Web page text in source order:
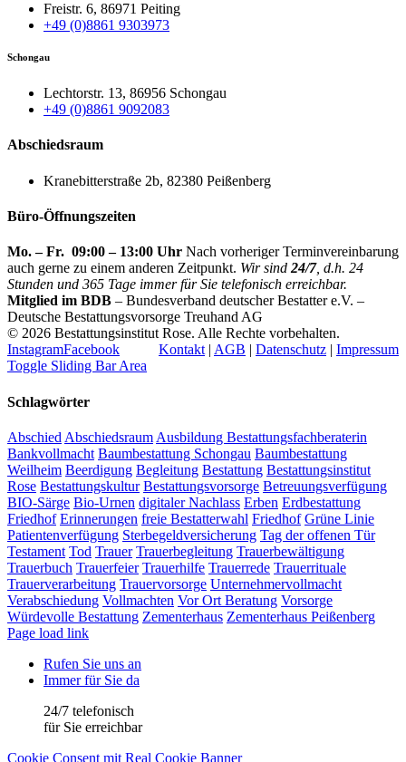
Freistr. 6, 86971 Peiting
+49 (0)8861 9303973
Schongau
Lechtorstr. 13, 86956 Schongau
+49 (0)8861 9092083
Abschiedsraum
Kranebitterstraße 2b, 82380 Peißenberg
Büro-Öffnungszeiten
Mo. – Fr. 09:00 – 13:00 Uhr Nach vorheriger Terminvereinbarung
auch gerne zu einem anderen Zeitpunkt. Wir sind 24/7, d.h. 24
Stunden und 365 Tage immer für Sie telefonisch erreichbar.
Mitglied im BDB – Bundesverband deutscher Bestatter e.V. –
Deutsche Bestattungsvorsorge Treuhand AG
© 2026 Bestattungsinstitut Rose. Alle Rechte vorbehalten.
Kontakt | AGB | Datenschutz | Impressum
InstagramFacebook
Toggle Sliding Bar Area
Schlagwörter
Abschied Abschiedsraum Ausbildung Bestattungsfachberaterin
Bankvollmacht Baumbestattung Schongau Baumbestattung
Weilheim Beerdigung Begleitung Bestattung Bestattungsinstitut
Rose Bestattungskultur Bestattungsvorsorge Betreuungsverfügung
BIO-Särge Bio-Urnen digitaler Nachlass Erben Erdbestattung
Friedhof Erinnerungen freie Bestatterwahl Friedhof Grüne Linie
Patientenverfügung Sterbegeldversicherung Tag der offenen Tür
Testament Tod Trauer Trauerbegleitung Trauerbewältigung
Trauerbuch Trauerfeier Trauerhilfe Trauerrede Trauerrituale
Trauerverarbeitung Trauervorsorge Unternehmervollmacht
Verabschiedung Vollmachten Vor Ort Beratung Vorsorge
Würdevolle Bestattung Zementerhaus Zementerhaus Peißenberg
Page load link
Rufen Sie uns an
Immer für Sie da
24/7 telefonisch
für Sie erreichbar
Cookie Consent mit Real Cookie Banner